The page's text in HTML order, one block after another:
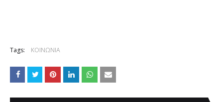
Tags: ΚΟΙΝΩΝΙΑ